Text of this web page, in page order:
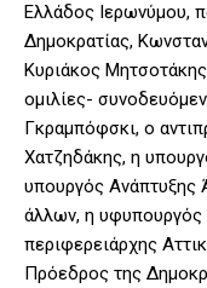
Ελλάδος Ιερωνύμου,
Δημοκρατίας,
Κυριάκος
ομιλίες-
Γκραμπόφσκι, ο
Χατζηδάκης, η
υπουργός Ανάπτυξης
άλλων, η
περιφερειάρχης
Πρόεδρος της